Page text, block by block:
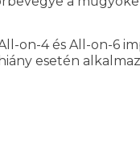
on-4 és All-on-6
esetén